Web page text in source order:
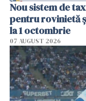
Nou sistem de
pentru rovinietă
la 1 octombrie
07 AUGUST 2026